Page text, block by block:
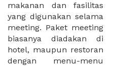
makanan dan fasilitas
yang digunakan selama
meeting. Paket meeting
biasanya diadakan di
hotel, maupun restoran
dengan menu-menu
hotel, meeting di
restoran, atau seminar
harian atau workshop.
XWORK memiliki pilihan
paket meeting yang
lengkap yang